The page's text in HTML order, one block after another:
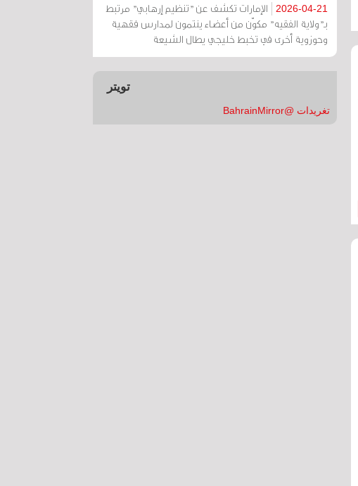
2026-04-21
الإمارات تكشف عن "تنظيم إرهابي" مرتبط
بـ"ولاية الفقيه" مكوّن من أعضاء ينتمون لمدارس فقهية
وحوزوية أخرى في تخبط خليجي يطال الشيعة
تويتر
تغريدات @BahrainMirror